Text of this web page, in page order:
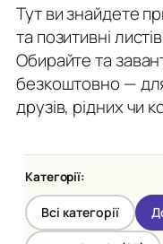
Тут ви знайдете
та позитивні
Обирайте та
безкоштовно —
друзів, рідних чи
Категорії:
Всі категорії